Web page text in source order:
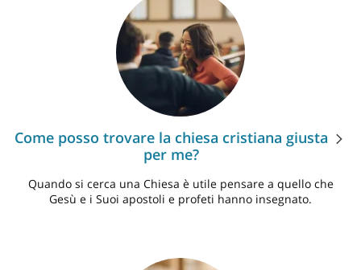
Come posso trovare la chiesa cristiana giusta
per me?
Quando si cerca una Chiesa è utile pensare a quello che
Gesù e i Suoi apostoli e profeti hanno insegnato.